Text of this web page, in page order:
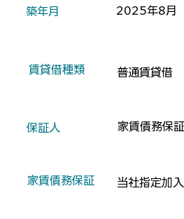
​築年月 2025年8月
​賃貸借種類 普通賃貸借
​保証人 家賃債務保
当社指定加
​家賃債務保証